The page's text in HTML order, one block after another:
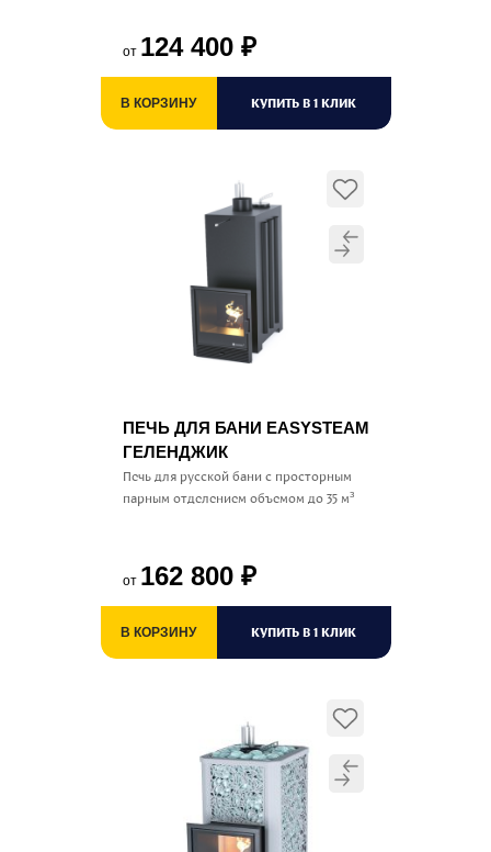
от 124 400 ₽
В КОРЗИНУ КУПИТЬ В 1 КЛИК
ПЕЧЬ ДЛЯ БАНИ EASYSTEAM
ГЕЛЕНДЖИК
Печь для русской бани с просторным
парным отделением объемом до 35 м³
от 162 800 ₽
В КОРЗИНУ КУПИТЬ В 1 КЛИК